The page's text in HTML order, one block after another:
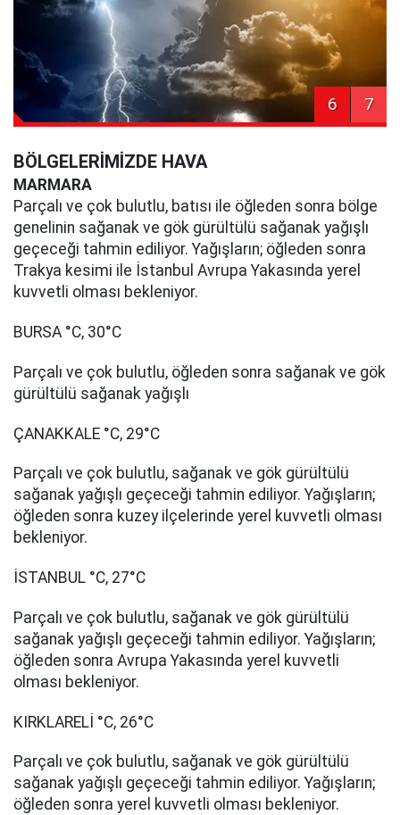
6 7
BÖLGELERİMİZDE HAVA
MARMARA
Parçalı ve çok bulutlu, batısı ile öğleden sonra bölge
genelinin sağanak ve gök gürültülü sağanak yağışlı
geçeceği tahmin ediliyor. Yağışların; öğleden sonra
Trakya kesimi ile İstanbul Avrupa Yakasında yerel
kuvvetli olması bekleniyor.
BURSA °C, 30°C
Parçalı ve çok bulutlu, öğleden sonra sağanak ve gök
gürültülü sağanak yağışlı
ÇANAKKALE °C, 29°C
Parçalı ve çok bulutlu, sağanak ve gök gürültülü
sağanak yağışlı geçeceği tahmin ediliyor. Yağışların;
öğleden sonra kuzey ilçelerinde yerel kuvvetli olması
bekleniyor.
İSTANBUL °C, 27°C
Parçalı ve çok bulutlu, sağanak ve gök gürültülü
sağanak yağışlı geçeceği tahmin ediliyor. Yağışların;
öğleden sonra Avrupa Yakasında yerel kuvvetli
olması bekleniyor.
KIRKLARELİ °C, 26°C
Parçalı ve çok bulutlu, sağanak ve gök gürültülü
sağanak yağışlı geçeceği tahmin ediliyor. Yağışların;
öğleden sonra yerel kuvvetli olması bekleniyor.